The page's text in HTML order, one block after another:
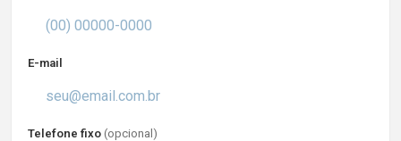
E-mail
Telefone fixo (opcional)